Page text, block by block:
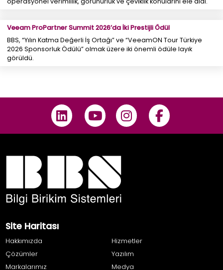
Veeam ProPartner Summit 2026’da İki Prestijli Ödül
BBS, “Yılın Katma Değerli İş Ortağı” ve “VeeamON Tour Türkiye
2026 Sponsorluk Ödülü” olmak üzere iki önemli ödüle layık
görüldü.
Site Haritası
Hakkımızda
Hizmetler
Çözümler
Yazılım
Markalarımız
Medya